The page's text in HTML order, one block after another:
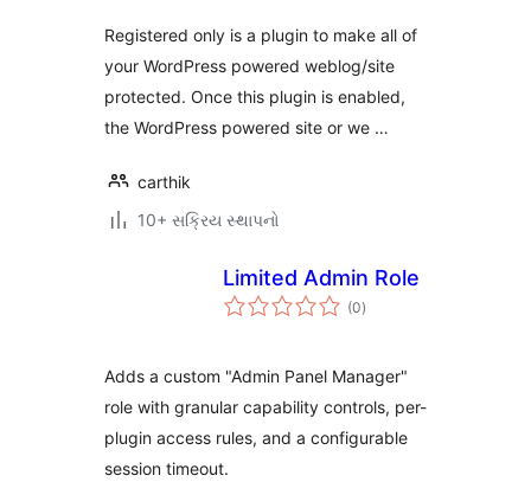
Registered only is a plugin to make all of
your WordPress powered weblog/site
protected. Once this plugin is enabled,
the WordPress powered site or we …
carthik
10+ સક્રિય સ્થાપનો
Limited Admin Role
(0કુલ
રેટિંગ્સ
)
Adds a custom "Admin Panel Manager"
role with granular capability controls, per-
plugin access rules, and a configurable
session timeout.